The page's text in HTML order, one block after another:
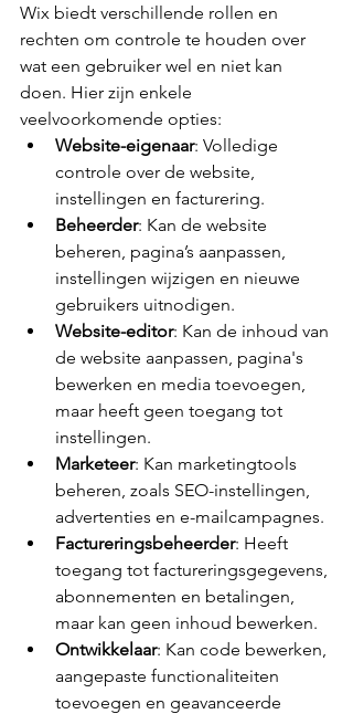
Wix biedt verschillende rollen en
rechten om controle te houden over
wat een gebruiker wel en niet kan
doen. Hier zijn enkele
veelvoorkomende opties:
Website-eigenaar: Volledige
controle over de website,
instellingen en facturering.
Beheerder: Kan de website
beheren, pagina’s aanpassen,
instellingen wijzigen en nieuwe
gebruikers uitnodigen.
Website-editor: Kan de inhoud van
de website aanpassen, pagina's
bewerken en media toevoegen,
maar heeft geen toegang tot
instellingen.
Marketeer: Kan marketingtools
beheren, zoals SEO-instellingen,
advertenties en e-mailcampagnes.
Factureringsbeheerder: Heeft
toegang tot factureringsgegevens,
abonnementen en betalingen,
maar kan geen inhoud bewerken.
Ontwikkelaar: Kan code bewerken,
aangepaste functionaliteiten
toevoegen en geavanceerde